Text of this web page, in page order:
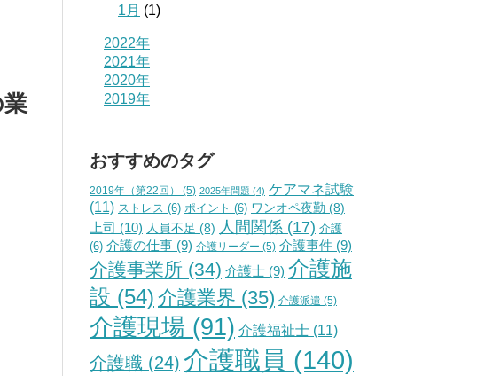
1月 (1)
2022年
2021年
2020年
2019年
おすすめのタグ
2019年（第22回） (5) 2025年問題 (4) ケアマネ試験
(11) ストレス (6) ポイント (6) ワンオペ夜勤 (8)
上司 (10) 人員不足 (8) 人間関係 (17) 介護
(6) 介護の仕事 (9) 介護リーダー (5) 介護事件 (9)
介護事業所 (34) 介護士 (9) 介護施
設 (54) 介護業界 (35) 介護派遣 (5)
介護現場 (91) 介護福祉士 (11)
介護職 (24) 介護職員 (140)